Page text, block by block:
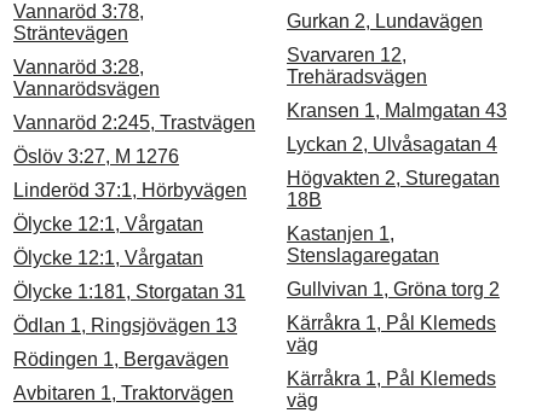
Vannaröd 3:78,
Sträntevägen
Vannaröd 3:28,
Vannarödsvägen
Vannaröd 2:245, Trastvägen
Öslöv 3:27, M 1276
Linderöd 37:1, Hörbyvägen
Ölycke 12:1, Vårgatan
Ölycke 12:1, Vårgatan
Ölycke 1:181, Storgatan 31
Ödlan 1, Ringsjövägen 13
Rödingen 1, Bergavägen
Avbitaren 1, Traktorvägen
Gurkan 2, Lundavägen
Svarvaren 12,
Trehäradsvägen
Kransen 1, Malmgatan 43
Lyckan 2, Ulvåsagatan 4
Högvakten 2, Sturegatan
18B
Kastanjen 1,
Stenslagaregatan
Gullvivan 1, Gröna torg 2
Kärråkra 1, Pål Klemeds
väg
Kärråkra 1, Pål Klemeds
väg